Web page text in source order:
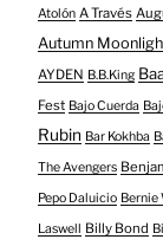
Atolón A Través
Autumn
AYDEN B.B.King
Fest Bajo Cuerda
Rubin Bar Kokhba
The Avengers
Pepo Daluicio Bernie
Laswell Billy Bond